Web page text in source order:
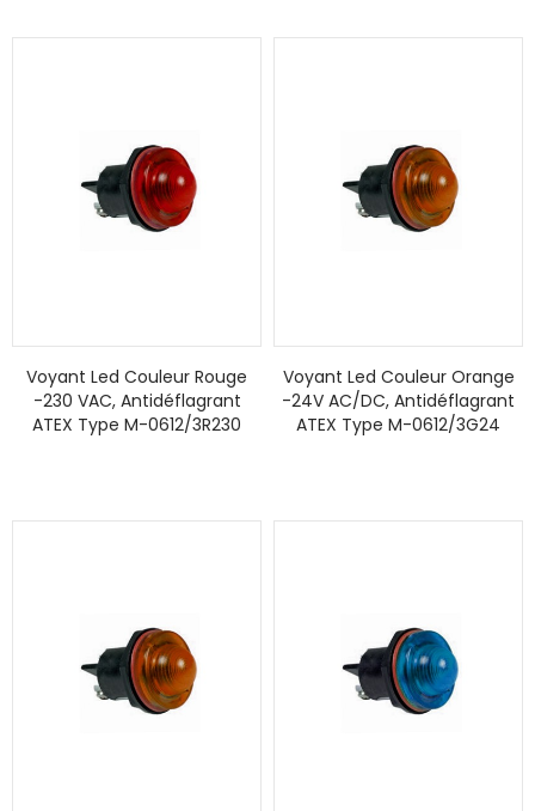
Voyant Led Couleur Rouge
-230 VAC, Antidéflagrant
ATEX Type M-0612/3R230
Voyant Led Couleur Orange
-24V AC/DC, Antidéflagrant
ATEX Type M-0612/3G24